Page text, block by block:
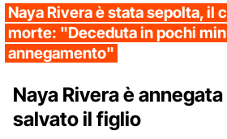
Naya Rivera è stata sepolta, il
morte: "Deceduta in pochi
annegamento"
Naya Rivera è
salvato il figlio